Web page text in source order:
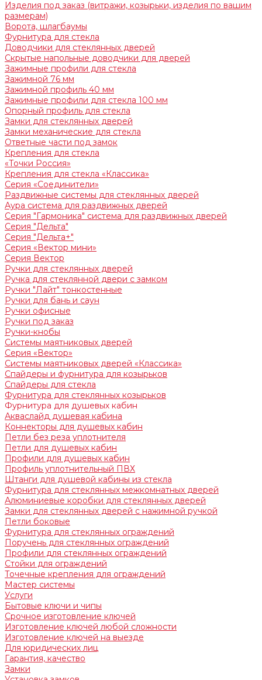
Изделия под заказ (витражи, козырьки, изделия по вашим
размерам)
Ворота, шлагбаумы
Фурнитура для стекла
Доводчики для стеклянных дверей
Скрытые напольные доводчики для дверей
Зажимные профили для стекла
Зажимной 76 мм
Зажимной профиль 40 мм
Зажимные профили для стекла 100 мм
Опорный профиль для стекла
Замки для стеклянных дверей
Замки механические для стекла
Ответные части под замок
Крепления для стекла
«Точки Россия»
Крепления для стекла «Классика»
Серия «Соединители»
Раздвижные системы для стеклянных дверей
Аура система для раздвижных дверей
Серия "Гармоника" система для раздвижных дверей
Серия "Дельта"
Серия "Дельта+"
Серия «Вектор мини»
Серия Вектор
Ручки для стеклянных дверей
Ручка для стеклянной двери с замком
Ручки "Лайт" тонкостенные
Ручки для бань и саун
Ручки офисные
Ручки под заказ
Ручки-кнобы
Системы маятниковых дверей
Серия «Вектор»
Системы маятниковых дверей «Классика»
Спайдеры и фурнитура для козырьков
Спайдеры для стекла
Фурнитура для стеклянных козырьков
Фурнитура для душевых кабин
Акваслайд душевая кабина
Коннекторы для душевых кабин
Петли без реза уплотнителя
Петли для душевых кабин
Профили для душевых кабин
Профиль уплотнительный ПВХ
Штанги для душевой кабины из стекла
Фурнитура для стеклянных межкомнатных дверей
Алюминиевые коробки для стеклянных дверей
Замки для стеклянных дверей с нажимной ручкой
Петли боковые
Фурнитура для стеклянных ограждений
Поручень для стеклянных ограждений
Профили для стеклянных ограждений
Стойки для ограждений
Точечные крепления для ограждений
Мастер системы
Услуги
Бытовые ключи и чипы
Срочное изготовление ключей
Изготовление ключей любой сложности
Изготовление ключей на выезде
Для юридических лиц
Гарантия, качество
Замки